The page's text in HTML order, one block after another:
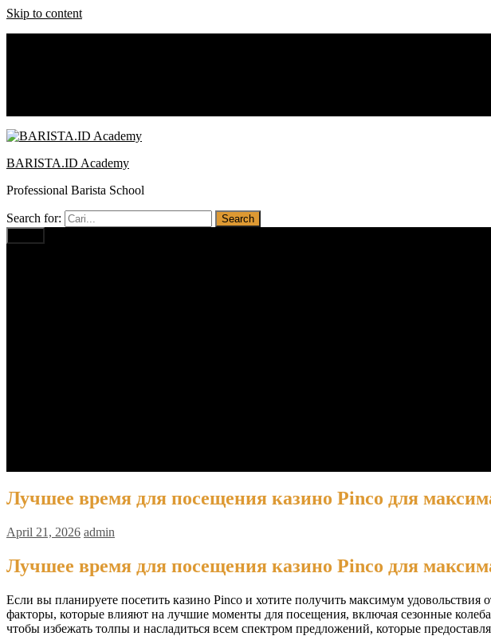
Skip to content
BARISTA.ID Academy
Professional Barista School
Search for:
Лучшее время для посещения казино Pinco для
April 21, 2026 admin
Лучшее время для посещения казино Pinco для
Если вы планируете посетить казино Pinco и хотите получить максимум
факторы, которые влияют на лучшие моменты для посещения, включая сезонные
чтобы избежать толпы и насладиться всем спектром предложений, которые